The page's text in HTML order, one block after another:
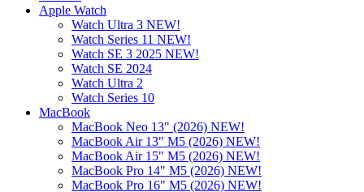
Apple Watch
Watch Ultra 3 NEW!
Watch Series 11 NEW!
Watch SE 3 2025 NEW!
Watch SE 2024
Watch Ultra 2
Watch Series 10
MacBook
MacBook Neo 13" (2026) NEW!
MacBook Air 13" M5 (2026) NEW!
MacBook Air 15" M5 (2026) NEW!
MacBook Pro 14" M5 (2026) NEW!
MacBook Pro 16" M5 (2026) NEW!